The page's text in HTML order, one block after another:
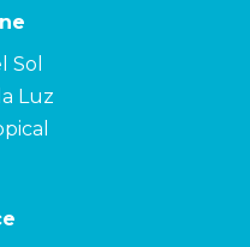
Sol
Luz